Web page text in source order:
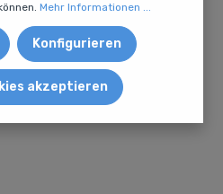
Mehr Informationen ...
Konfigurieren
akzeptieren